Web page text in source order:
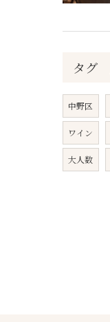
タグ
中野区
ワイン
大人数